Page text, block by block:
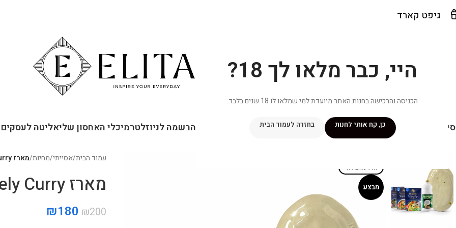
היי, כבר מלאו לך 18?
הכניסה והרכישה בחנות האתר מיועדת למי שמלאו לו 18 שנים בלבד.
כן, קח אותי לחנות בחזרה לעמוד הבית
גיפט קארד
שלי מתכוניםמנוי ״אליטה פלוס״חנותפרסומים במדיה הרשמה לניוזלטרמיכלי האחסון שליאליטה לעסקים
מבצע
אזל מהמלאי
עמוד הבית/אסייתי/מחיות/מארז Lovely Curry
מארז Lovely Curry
₪200
₪180